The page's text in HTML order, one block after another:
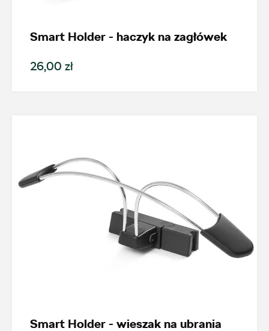
Smart Holder - haczyk na zagłówek
26,00 zł
Smart Holder - wieszak na ubrania